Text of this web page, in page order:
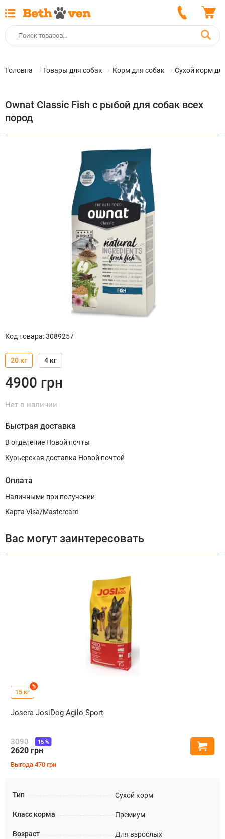
Головна Товары для собак Корм для собак Сухой корм
Ownat Classic Fish с рыбой для собак всех
пород
Код товара:3089257
20 кг 4 кг
4900 грн
Нет в наличии
Быстрая доставка
В отделение Новой почты
Курьерская доставка Новой почтой
Оплата
Наличными при получении
Карта Visa/Mastercard
Тип Сухой корм
Класс корма Премиум
Возраст Для взрослых
Вас могут заинтересовать
15 кг
%
Josera JosiDog Agilo Sport
3090
2620 грн
15%
Выгода 470 грн